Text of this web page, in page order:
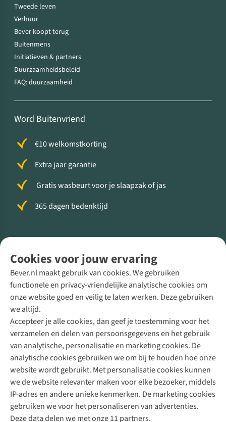
Cookies voor jouw ervaring
Bever.nl maakt gebruik van cookies. We gebruiken
functionele en privacy-vriendelijke analytische cookies om
onze website goed en veilig te laten werken. Deze gebruiken
we altijd.
Accepteer je alle cookies, dan geef je toestemming voor het
verzamelen en delen van persoonsgegevens en het gebruik
van analytische, personalisatie en marketing cookies. De
analytische cookies gebruiken we om bij te houden hoe onze
website wordt gebruikt. Met personalisatie cookies kunnen
we de website relevanter maken voor elke bezoeker, middels
IP-adres en andere unieke kenmerken. De marketing cookies
gebruiken we voor het personaliseren van advertenties.
Deze data delen we met onze 11 partners.
Tweede leven
Verhuur
Bever koopt terug
Buitenmens
Initiatieven & partners
Duurzaamheidsbeleid
FAQ: duurzaamheid
Word Buitenvriend
€10 welkomstkorting
Extra jaar garantie
Gratis wasbeurt voor je slaapzak of jas
365 dagen bedenktijd
Direct advies van een Buitenexpert
+31 (0)85 888 50 88
+31 6 12 28 49 80
Contactformulier